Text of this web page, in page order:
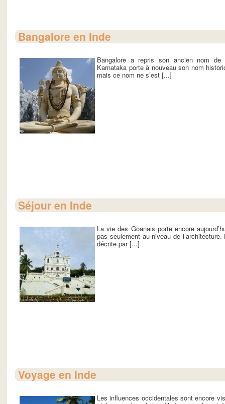
Bangalore en Inde
Bangalore a repris son ancien nom
Karnataka porte à nouveau son nom
mais ce nom ne s’est [...]
Séjour en Inde
La vie des Goanais porte encore
pas seulement au niveau de
décrite par [...]
Voyage en Inde
Les influences occidentales sont encore